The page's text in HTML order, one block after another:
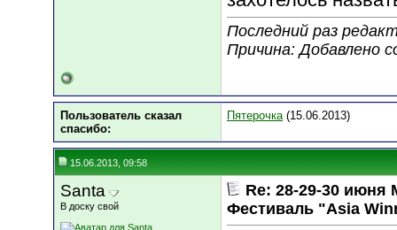
Последний раз
Причина: Добавлено
Пользователь сказал
cпасибо:
Пятерочка(15.06.2013)
15.06.2013, 09:58
Santa
В доску свой
Re: 28-29-30 июня
Фестиваль "Asia